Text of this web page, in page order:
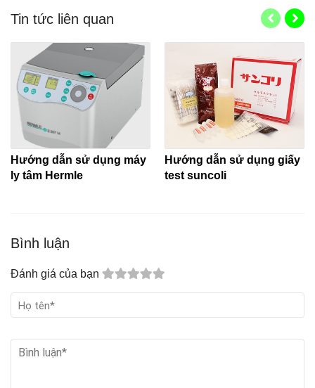
Tin tức liên quan
Hướng dẫn sử dụng máy
ly tâm Hermle
Hướng dẫn sử dụng giấy
test suncoli
Bình luận
Đánh giá của bạn